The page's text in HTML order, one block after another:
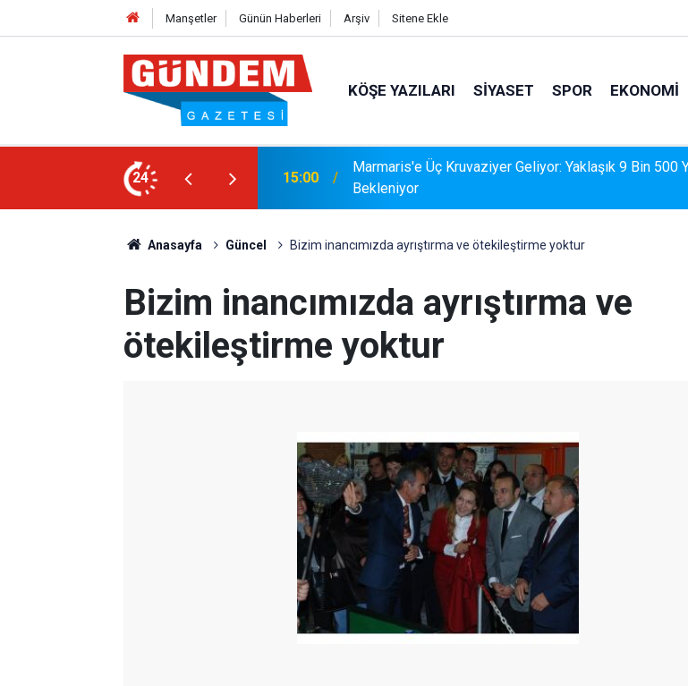
Manşetler Günün Haberleri Arşiv Sitene Ekle
KÖŞE YAZILARI SIYASET SPOR EKONOMI
24
9 Bin 500 Yolcu ve Mürettebat
14:17 MARMARİS'TE DERELERDE TEMİZLİK SEFERBERLİĞİ
Anasayfa Güncel Bizim inancımızda ayrıştırma ve ötekileştirme yoktur
Bizim inancımızda ayrıştırma ve
ötekileştirme yoktur